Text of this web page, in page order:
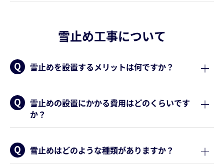
雪止め工事について
雪止めを設置するメリットは何ですか？
雪止めの設置にかかる費用はどのくらいです
か？
雪止めはどのような種類がありますか？